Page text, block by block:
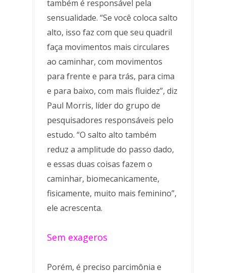
também é responsável pela
sensualidade. “Se você coloca salto
alto, isso faz com que seu quadril
faça movimentos mais circulares
ao caminhar, com movimentos
para frente e para trás, para cima
e para baixo, com mais fluidez”, diz
Paul Morris, líder do grupo de
pesquisadores responsáveis pelo
estudo. “O salto alto também
reduz a amplitude do passo dado,
e essas duas coisas fazem o
caminhar, biomecanicamente,
fisicamente, muito mais feminino”,
ele acrescenta.
Sem exageros
Porém, é preciso parcimônia e